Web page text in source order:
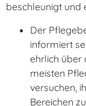
beschleunigt und
Der
informiert
ehrlich über
meisten
versuchen,
Bereichen